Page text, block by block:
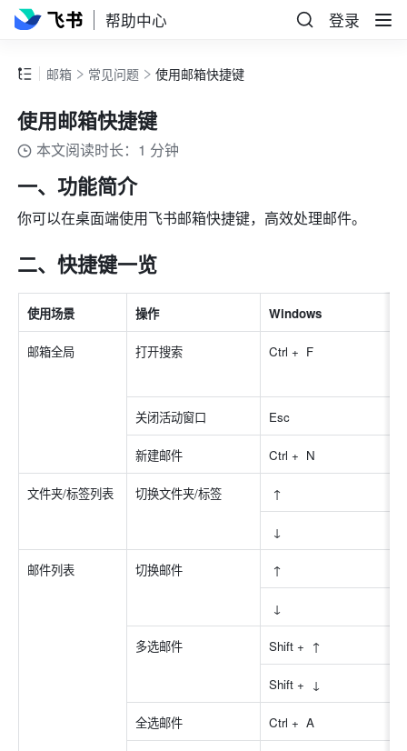
帮助中心 登录
邮箱 常见问题 使用邮箱快捷键
使用邮箱快捷键
本文阅读时长：1 分钟
一、功能简介
你可以在桌面端使用飞书邮箱快捷键，高效处理邮件。
二、快捷键一览
使用场景 操作 Windows
邮箱全局 打开搜索 Ctrl +  F
关闭活动窗口 Esc
新建邮件 Ctrl +  N
文件夹/标签列表 切换文件夹/标签 ↑
↓
邮件列表 切换邮件 ↑
↓
多选邮件 Shift +  ↑
Shift +  ↓
全选邮件 Ctrl +  A